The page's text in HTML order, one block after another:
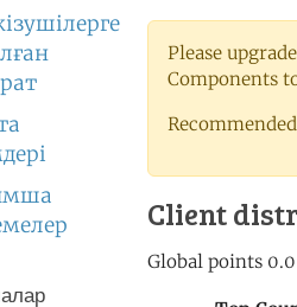
Please
Components
Client